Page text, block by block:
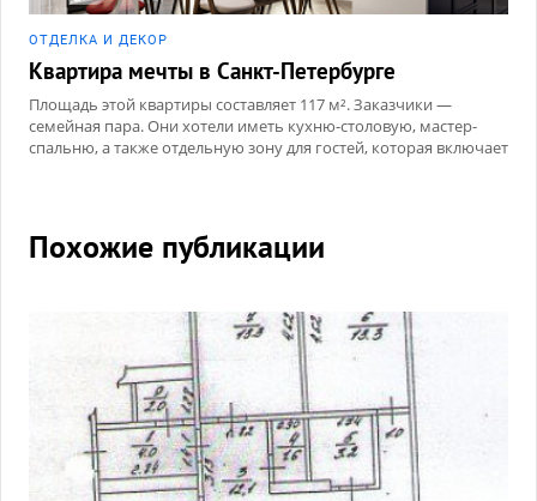
ОТДЕЛКА И ДЕКОР
Квартира мечты в Санкт-Петербурге
Площадь этой квартиры составляет 117 м². Заказчики —
семейная пара. Они хотели иметь кухню-столовую, мастер-
спальню, а также отдельную зону для гостей, которая включает
Похожие публикации